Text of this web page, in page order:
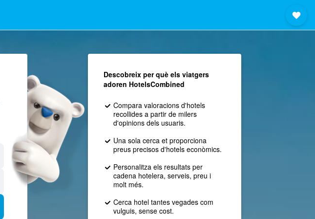
Descobreix per què els viatgers
adoren HotelsCombined
Compara valoracions d'hotels
recollides a partir de milers
d'opinions dels usuaris.
Una sola cerca et proporciona
preus precisos d'hotels econòmics.
Personalitza els resultats per
cadena hotelera, serveis, preu i
molt més.
Cerca hotel tantes vegades com
vulguis, sense cost.